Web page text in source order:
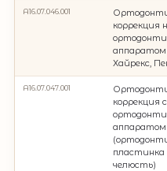
A16.07.046.001
коррекция
аппаратом
Хайpекс,
A16.07.047.001
коррекция
аппаратом
пластинка
челюсть)